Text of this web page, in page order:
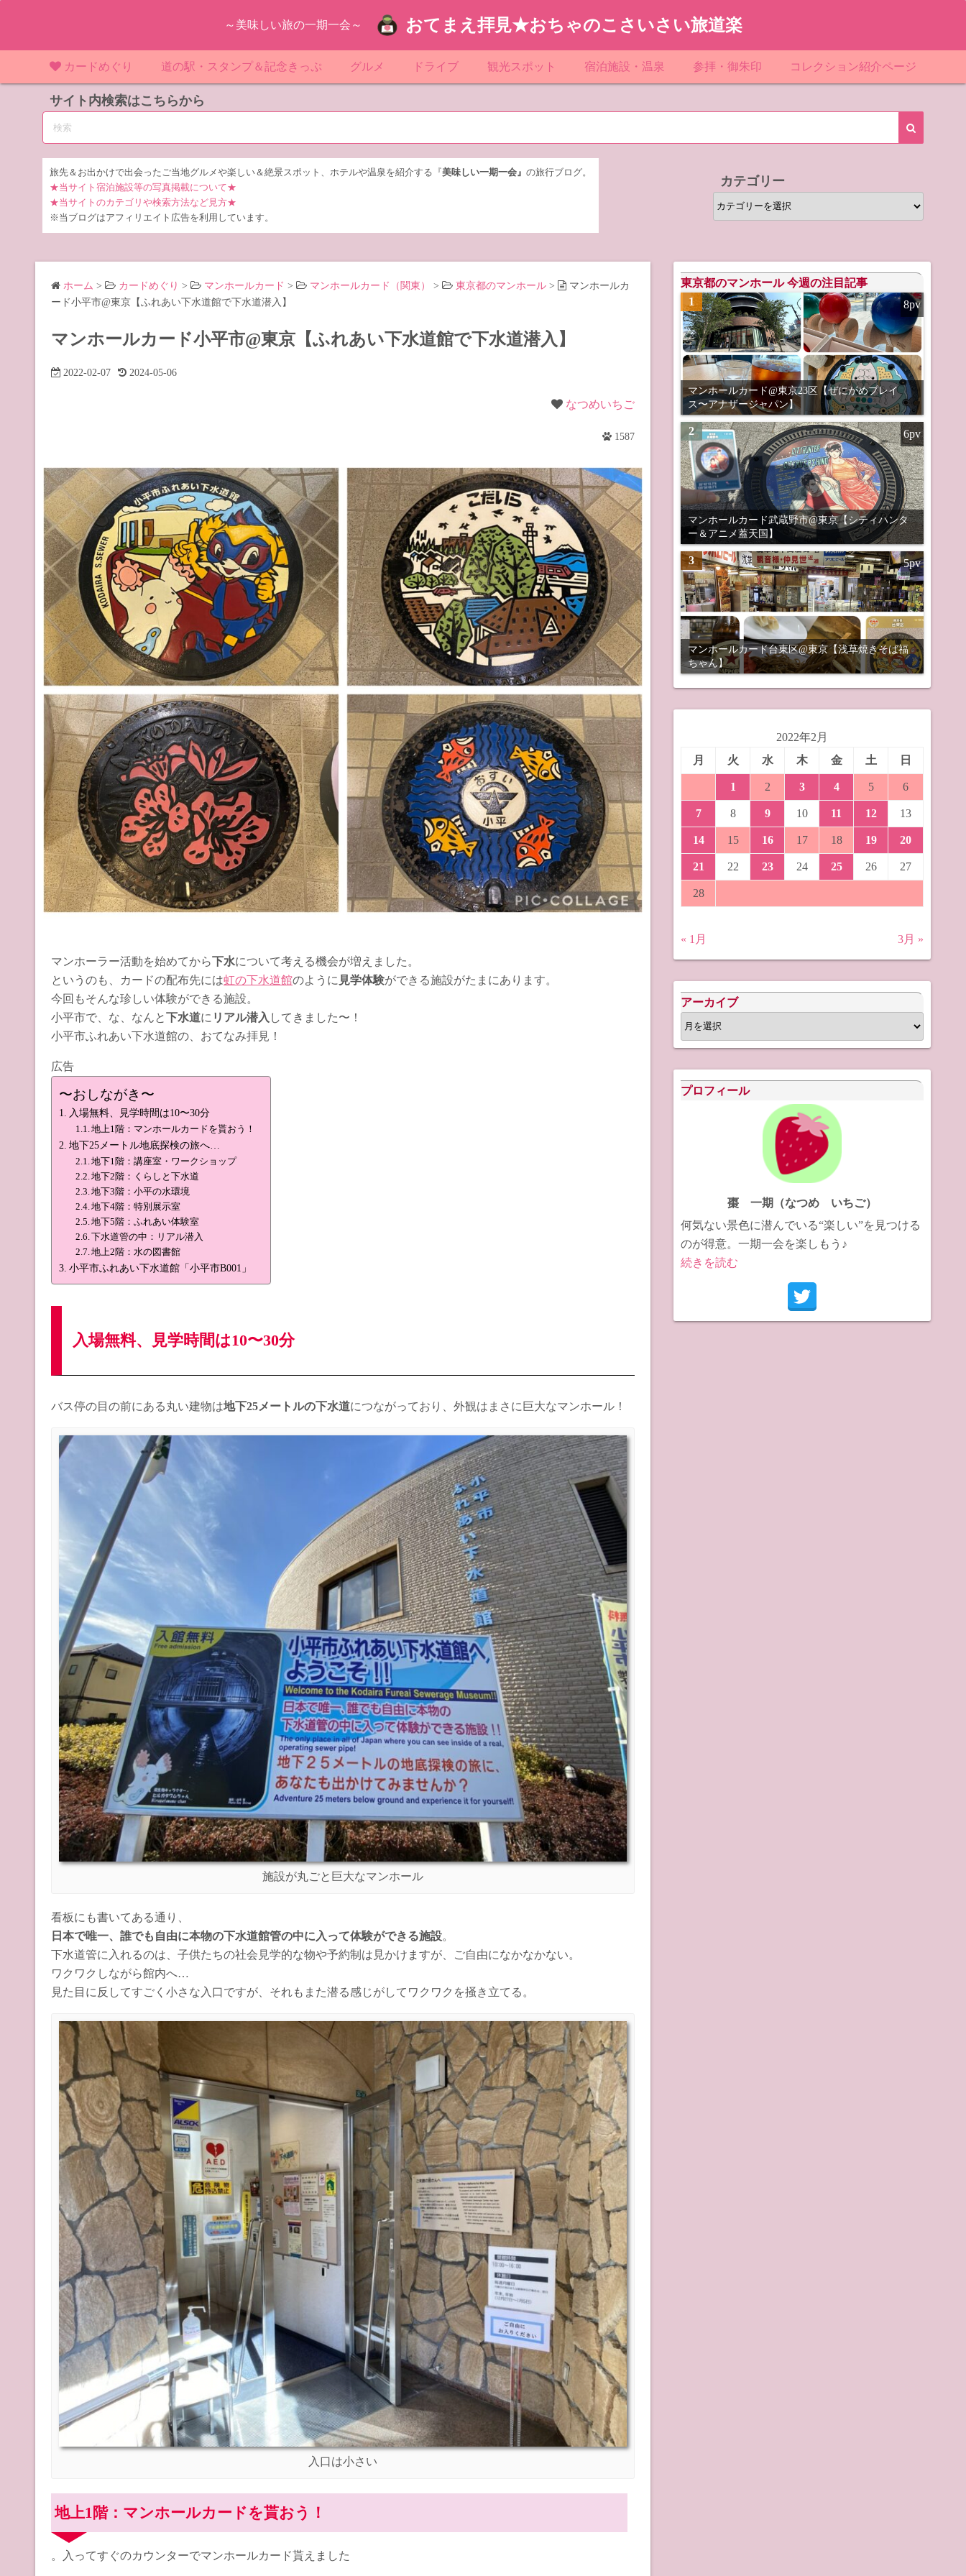
ツ
～美味しい旅の一期一会～ おてまえ拝見★おちゃのこさいさい旅道楽
カードめぐり
マンホールカード マンホールカード（関東）
埼玉県のマンホール
茨城県のマンホール
栃木県のマンホール
マンホールカード（東北） 宮城県のマンホール
マンホールカード（中部）
IKEカード
KAWAカード
橋カード
ダムカード
LOGetカード
道の駅・スタンプ＆記念きっぷ
道の駅（関東）
道の駅 埼玉
道の駅 茨城
道の駅 群馬
道の駅 栃木
道の駅 山梨
道の駅 静岡
道の駅（東北） 道の駅 宮城
道の駅（北陸）
グルメ ドライブ 観光スポット
遊び・体験
宿泊施設・温泉
スーパーホテル
シティホテル・ビジネスホテル
参拝・御朱印 コレクション紹介ページ
「東北」道の駅スタンプ一覧
サイト内検索はこちらから
旅先＆お出かけで出会ったご当地グルメや楽しい＆絶景スポット、ホテルや温泉を紹介する『 美味しい一期一会』 の旅行ブログ。
★当サイト宿泊施設等の写真掲載について★
★当サイトのカテゴリや検索方法など見方★
※当ブログはアフィリエイト広告を利用しています。
カテゴリー
カ
テ
ー
ホーム > カードめぐり > マンホールカード > マンホールカード（関東） > 東京都のマンホール >
マンホールカ
ード小平市@東京【ふれあい下水道館で下水道潜入】
マンホールカード小平市@東京【ふれあい下水道館で下水道潜入】
2022-02-07 2024-05-06
なつめいちご
1587
マンホーラー活動を始めてから下水について考える機会が増えました。
というのも、カードの配布先には虹の下水道館のように 見学体験ができる施設がたまにあります。
今回もそんな珍しい体験ができる施設。
小平市で、な、なんと下水道に リアル潜入 してきました〜！
小平市ふれあい下水道館の、おてなみ拝見！
広告
〜おしながき〜
入場無料、見学時間は10〜30分
地上1階：マンホールカードを貰おう！
地下25メートル地底探検の旅へ…
地下1階：講座室・ワークショップ
地下2階：くらしと下水道
地下3階：小平の水環境
地下4階：特別展示室
地下5階：ふれあい体験室
下水道管の中：リアル潜入
地上2階：水の図書館
小平市ふれあい下水道館「小平市B001」
入場無料、見学時間は10〜30分
バス停の目の前にある丸い建物は地下25メートルの下水道につながっており、外観はまさに巨大なマンホール！
施設が丸ごと巨大なマンホール
看板にも書いてある通り、
日本で唯一、誰でも自由に本物の下水道館管の中に入って体験ができる施設。
下水道管に入れるのは、子供たちの社会見学的な物や予約制は見かけますが、ご自由になかなかない。
ワクワクしながら館内へ…
見た目に反してすごく小さな入口ですが、それもまた潜る感じがしてワクワクを掻き立てる。
入口は小さい
地上1階：マンホールカードを貰おう！
。入ってすぐのカウンターでマンホールカード貰えました
東京都のマンホール 今週の注目記事
1
マンホールカード@東京23区【ぜにがめプレイ
ス〜アナザージャパン】
8pv
2
マンホールカード武蔵野市@東京【シティハンタ
ー＆アニメ蓋天国】
6pv
3
マンホールカード台東区@東京【浅草焼きそば福
ちゃん】
5pv
2022年2月
月
火 水 木 金 土 日
1 2 3 4 5 6
7 8 9 10 11 12 13
14 15 16 17 18 19 20
21 22 23 24 25 26 27
28
« 1月 3月 »
アーカイブ
ア
ー
ブ
プロフィール
棗 一期（なつめ いちご）
何気ない景色に潜んでいる“楽しい”を見つける
のが得意。一期一会を楽しもう♪
続きを読む